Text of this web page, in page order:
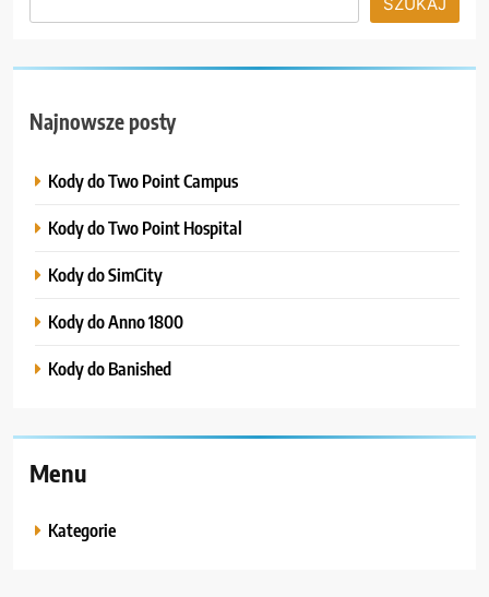
Najnowsze posty
Kody do Two Point Campus
Kody do Two Point Hospital
Kody do SimCity
Kody do Anno 1800
Kody do Banished
Menu
Kategorie